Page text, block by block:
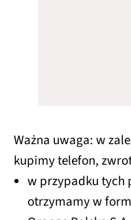
Ważna uwaga: w
kupimy telefon,
w przypadku tych
otrzymamy w